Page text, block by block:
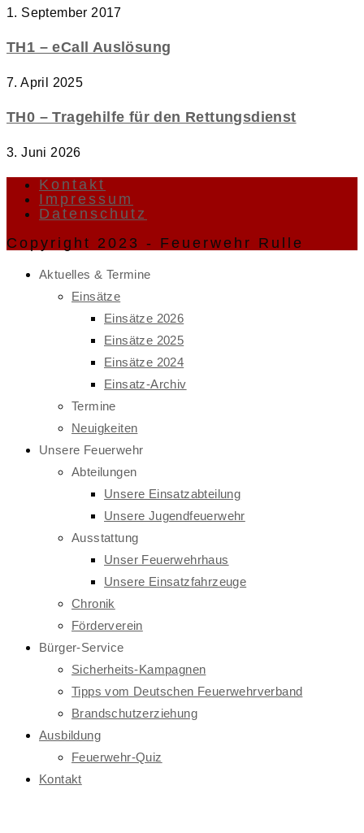
1. September 2017
TH1 – eCall Auslösung
7. April 2025
TH0 – Tragehilfe für den Rettungsdienst
3. Juni 2026
Kontakt
Impressum
Datenschutz
Copyright 2023 - Feuerwehr Rulle
Aktuelles & Termine
Einsätze
Einsätze 2026
Einsätze 2025
Einsätze 2024
Einsatz-Archiv
Termine
Neuigkeiten
Unsere Feuerwehr
Abteilungen
Unsere Einsatzabteilung
Unsere Jugendfeuerwehr
Ausstattung
Unser Feuerwehrhaus
Unsere Einsatzfahrzeuge
Chronik
Förderverein
Bürger-Service
Sicherheits-Kampagnen
Tipps vom Deutschen Feuerwehrverband
Brandschutzerziehung
Ausbildung
Feuerwehr-Quiz
Kontakt